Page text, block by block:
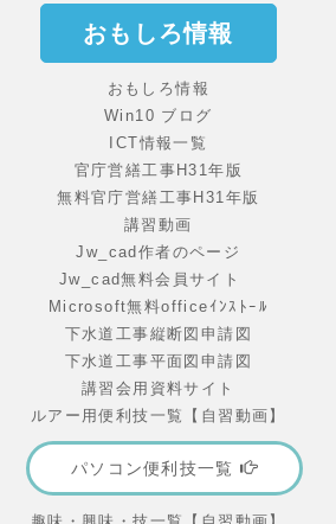
おもしろ情報
おもしろ情報
Win10 ブログ
ICT情報一覧
官庁営繕工事H31年版
無料官庁営繕工事H31年版
講習動画
Jw_cad作者のページ
Jw_cad無料会員サイト
Microsoft無料officeｲﾝｽﾄｰﾙ
下水道工事縦断図申請図
下水道工事平面図申請図
講習会用資料サイト
ルアー用便利技一覧【自習動画】
パソコン便利技一覧